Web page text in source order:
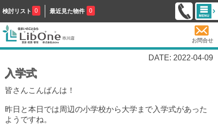
検討リスト 0 最近見た物件 0
お問合せ
DATE: 2022-04-09
入学式
皆さんこんばんは！
昨日と本日では周辺の小学校から大学まで入学式があった
ようですね。